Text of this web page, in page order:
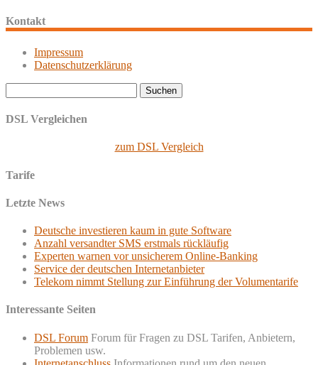
Kontakt
Impressum
Datenschutzerklärung
nach:
DSL Vergleichen
zum DSL Vergleich
Tarife
Letzte News
Deutsche investieren kaum in gute Software
Anzahl versandter SMS erstmals rückläufig
Experten warnen vor unsicherem Online-Banking
Service der deutschen Internetanbieter
Telekom nimmt Stellung zur Einführung der Volumentarife
Interessante Seiten
DSL Forum Forum für Fragen zu DSL Tarifen, Anbietern,
Problemen usw.